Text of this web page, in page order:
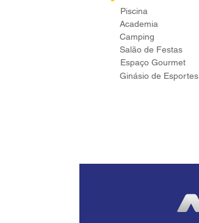
Piscina
Academia
Camping
Salão de Festas
Espaço Gourmet
Ginásio de Esportes